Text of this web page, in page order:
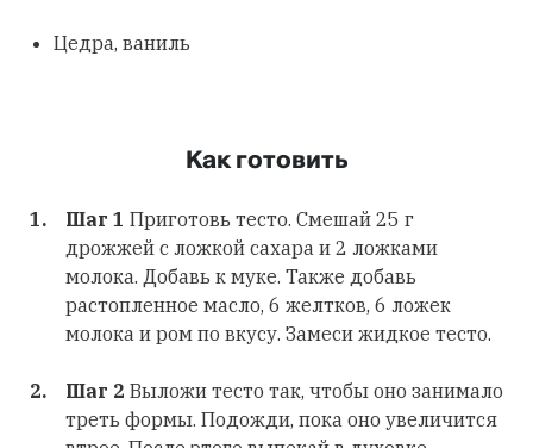
Цедра, ваниль
Как готовить
Шаг 1 Приготовь тесто. Смешай 25 г
дрожжей с ложкой сахара и 2 ложками
молока. Добавь к муке. Также добавь
растопленное масло, 6 желтков, 6 ложек
молока и ром по вкусу. Замеси жидкое тесто.
Шаг 2 Выложи тесто так, чтобы оно занимало
треть формы. Подожди, пока оно увеличится